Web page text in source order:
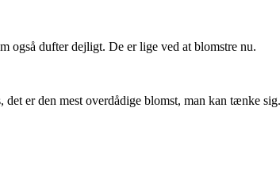
også dufter dejligt. De er lige ved at blomstre nu.
det er den mest overdådige blomst, man kan tænke